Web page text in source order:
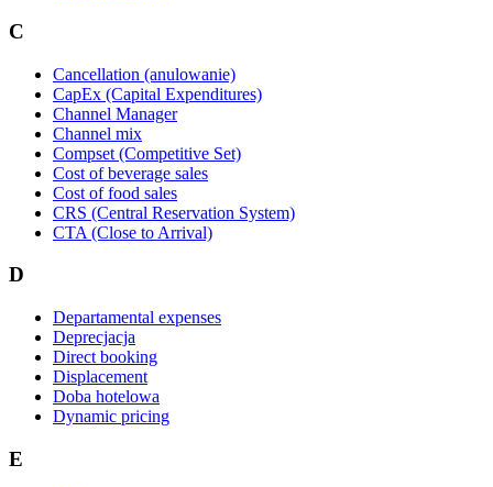
C
Cancellation (anulowanie)
CapEx (Capital Expenditures)
Channel Manager
Channel mix
Compset (Competitive Set)
Cost of beverage sales
Cost of food sales
CRS (Central Reservation System)
CTA (Close to Arrival)
D
Departamental expenses
Deprecjacja
Direct booking
Displacement
Doba hotelowa
Dynamic pricing
E